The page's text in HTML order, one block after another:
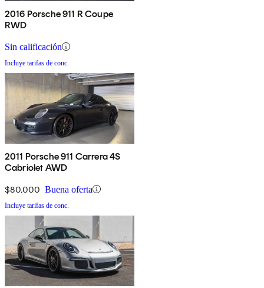
2016 Porsche 911 R Coupe
RWD
Sin calificación
Incluye tarifas de conc.
2011 Porsche 911 Carrera 4S
Cabriolet AWD
$80,000 Buena oferta
Incluye tarifas de conc.